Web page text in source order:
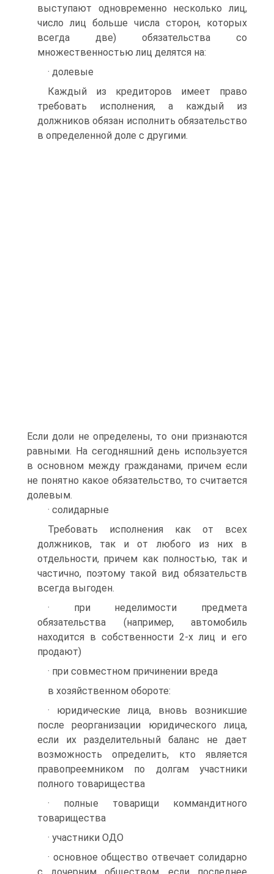
выступают одновременно несколько лиц,
число лиц больше числа сторон, которых
всегда две) обязательства со
множественностью лиц делятся на:
· долевые
Каждый из кредиторов имеет право
требовать исполнения, а каждый из
должников обязан исполнить обязательство
в определенной доле с другими.
Если доли не определены, то они признаются
равными. На сегодняшний день используется
в основном между гражданами, причем если
не понятно какое обязательство, то считается
долевым.
· солидарные
Требовать исполнения как от всех
должников, так и от любого из них в
отдельности, причем как полностью, так и
частично, поэтому такой вид обязательств
всегда выгоден.
· при неделимости предмета
обязательства (например, автомобиль
находится в собственности 2-х лиц и его
продают)
· при совместном причинении вреда
в хозяйственном обороте:
· юридические лица, вновь возникшие
после реорганизации юридического лица,
если их разделительный баланс не дает
возможность определить, кто является
правопреемником по долгам участники
полного товарищества
· полные товарищи коммандитного
товарищества
· участники ОДО
· основное общество отвечает солидарно